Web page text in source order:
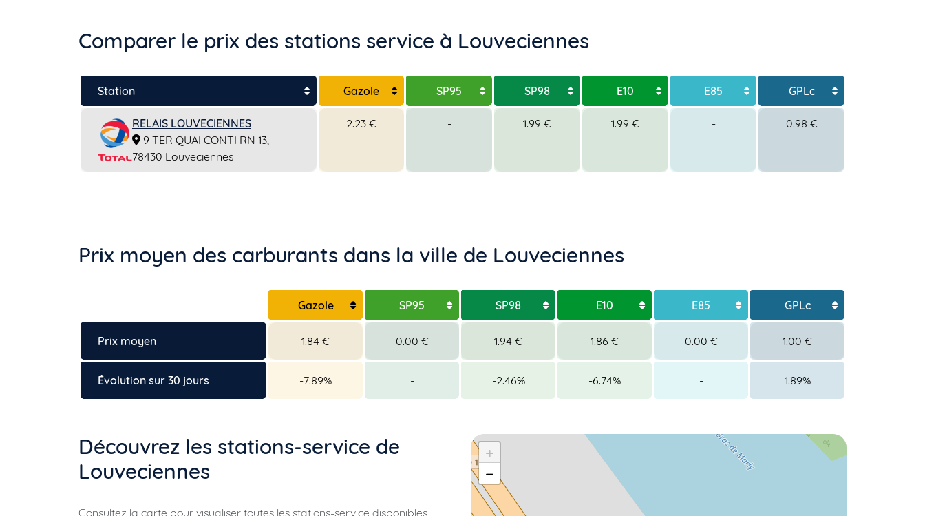
Comparer le prix des stations service à Louveciennes
Station Gazole SP95 SP98 E10 E85 GPLc
RELAIS LOUVECIENNES
9 TER QUAI CONTI RN 13,
78430 Louveciennes
2.23 € - 1.99 € 1.99 € - 0.98 €
Prix moyen des carburants dans la ville de Louveciennes
Gazole SP95 SP98 E10 E85 GPLc
Prix moyen 1.84 € 0.00 € 1.94 € 1.86 € 0.00 € 1.00 €
Évolution sur 30 jours -7.89% - -2.46% -6.74% - 1.89%
Découvrez les stations-service de
Louveciennes
Consultez la carte pour visualiser toutes les stations-service disponibles
+
−